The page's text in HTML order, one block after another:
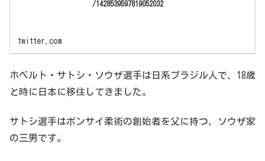
/1428539597819052032
twitter.com
ホベルト・サトシ・ソウザ選手は日系ブラジル人で、18歳
と時に日本に移住してきました。
サトシ選手はボンサイ柔術の創始者を父に持つ、ソウザ家
の三男です。